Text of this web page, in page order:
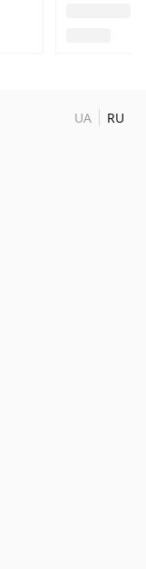
UA RU